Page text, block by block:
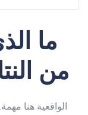
ما
من
الواقعية هنا